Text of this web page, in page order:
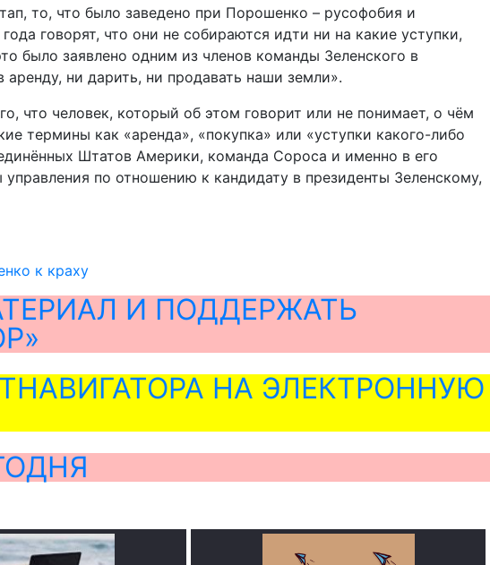
то, что было заведено при Порошенко – русофобия и
говорят, что они не собираются идти ни на какие уступки,
было заявлено одним из членов команды Зеленского в
ни дарить, ни продавать наши земли».
что человек, который об этом говорит или не понимает, о чём
термины как «аренда», «покупка» или «уступки какого-либо
Штатов Америки, команда Сороса и именно в его
по отношению к кандидату в президенты Зеленскому,
к краху
И ПОДДЕРЖАТЬ
НА ЭЛЕКТРОННУЮ